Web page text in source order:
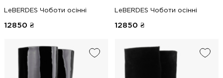
LeBERDES Чоботи осінні
12850 ₴
LeBERDES Чоботи осінні
12850 ₴